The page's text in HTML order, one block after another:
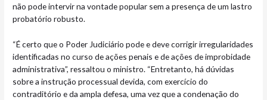
não pode intervir na vontade popular sem a presença de um lastro
probatório robusto.
“É certo que o Poder Judiciário pode e deve corrigir irregularidades
identificadas no curso de ações penais e de ações de improbidade
administrativa”, ressaltou o ministro. “Entretanto, há dúvidas
sobre a instrução processual devida, com exercício do
contraditório e da ampla defesa, uma vez que a condenação do